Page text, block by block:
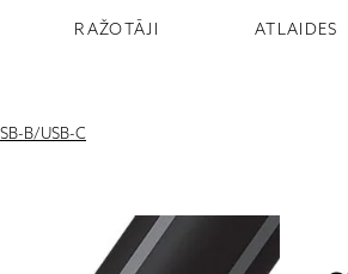
RAŽOTĀJI ATLAIDES
B/USB-C